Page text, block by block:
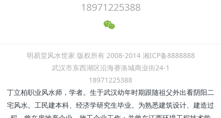
18971225388
明易堂风水世家 版权所有 2008-2014 湘ICP备8888888
武汉市东西湖区沿海赛洛城商业街24-1
18971225388
丁立柏职业风水师，学者。生于武汉幼年时期跟随祖父外出看阴阳二
宅风水。工民建本科、经济学研究生毕业。为熟悉建筑设计、建造过